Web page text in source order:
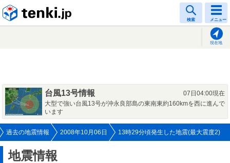
検索 メニュー
現在地
台風13号情報
07日04:00現在
大型で強い台風13号が沖永良部島の東南東約160kmを西に進んで
います
過去の地震情報 2008年10月06日 13時29分頃発生した地震(最大震度2)
地震情報